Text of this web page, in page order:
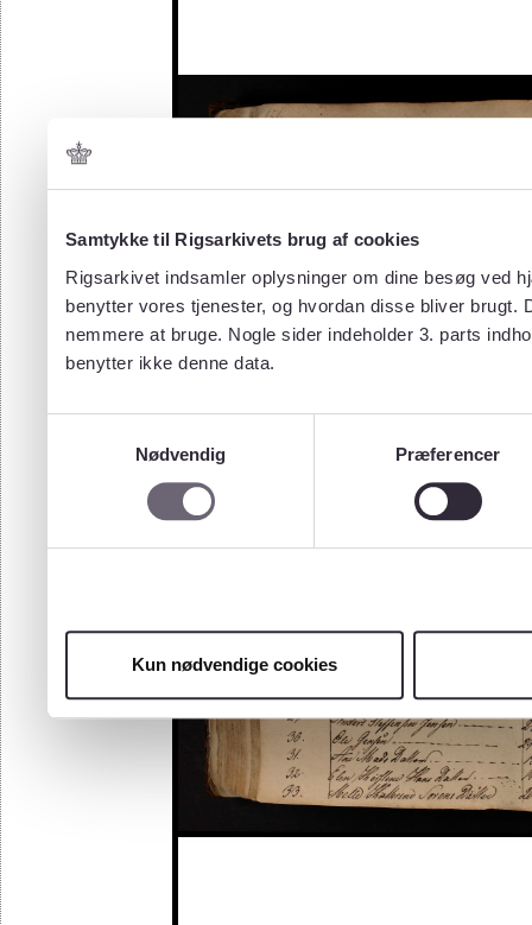
Samtykke til Rigsarkivets brug af cookies
Rigsarkivet indsamler oplysninger om dine besøg ved
benytter vores tjenester, og hvordan disse bliver
nemmere at bruge. Nogle sider indeholder 3. parts
benytter ikke denne data.
Nødvendig
Præferencer
Kun nødvendige cookies